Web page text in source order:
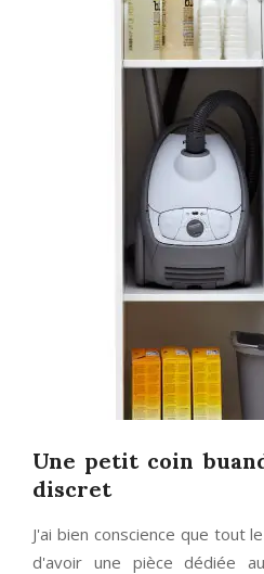
Une petit coin
discret
J'ai bien conscience que tout
d'avoir une pièce dédiée